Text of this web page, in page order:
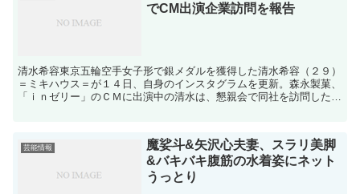
でCM出演企業訪問を報告
清水希容東京五輪空手女子形で銀メダルを獲得した清水希容（２９）
＝ミキハウス＝が１４日、自身のインスタグラムを更新。森永製菓、
「ｉｎゼリー」のＣＭに出演中の清水は、懇親会で同社を訪問したこ
芸能情報
魔娑斗&矢沢心夫妻、スラリ美脚
&バキバキ腹筋の水着姿にネット
うっとり